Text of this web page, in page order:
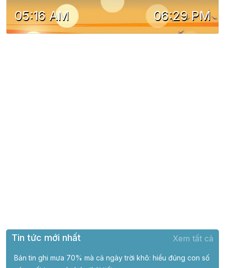
05:16 AM 06:29 PM
Tin tức mới nhất Xem tất cả
Bản tin ghi mưa 70% mà cả ngày trời khô: hiểu đúng con số